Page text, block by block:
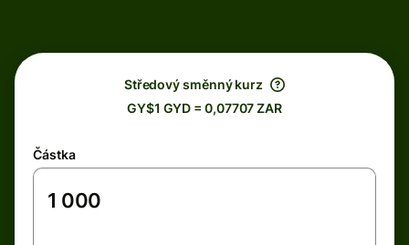
Středový směnný kurz
GY$1 GYD = 0,07707 ZAR
Částka